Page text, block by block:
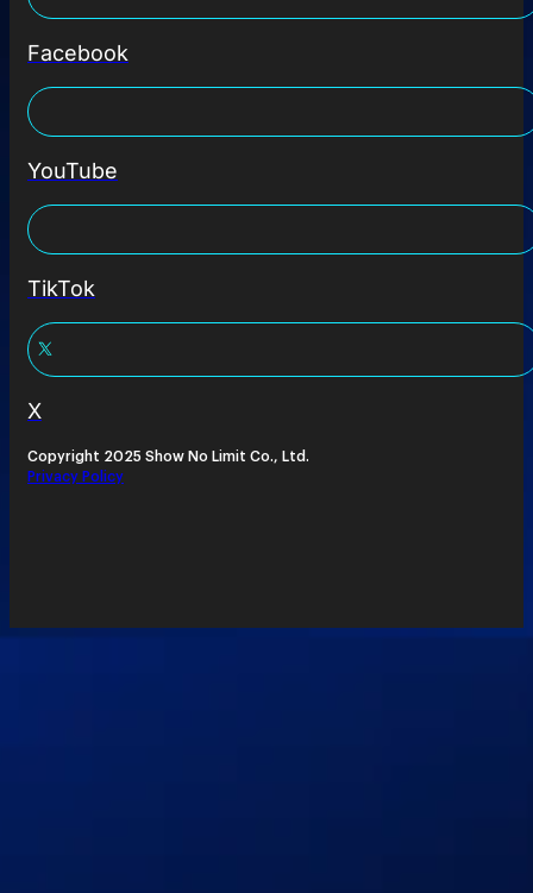
Facebook
YouTube
TikTok
X
Copyright 2025 Show No Limit Co., Ltd.
Privacy Policy